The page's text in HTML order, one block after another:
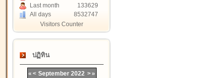
Last month
133629
All days
8532747
Visitors Counter
ปฏิทิน
« < September 2022 >»